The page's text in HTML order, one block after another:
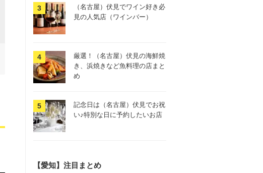
（名古屋）伏見でワイン好き必
見の人気店（ワインバー）
厳選！（名古屋）伏見の海鮮焼
き、浜焼きなど魚料理の店まと
め
記念日は（名古屋）伏見でお祝
い♪特別な日に予約したいお店
【愛知】注目まとめ